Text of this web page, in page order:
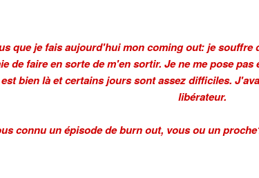
que je fais aujourd'hui mon coming out: je souffre
de faire en sorte de m'en sortir. Je ne me pose
bien là et certains jours sont assez difficiles.
libérateur.
connu un épisode de burn out, vous ou un